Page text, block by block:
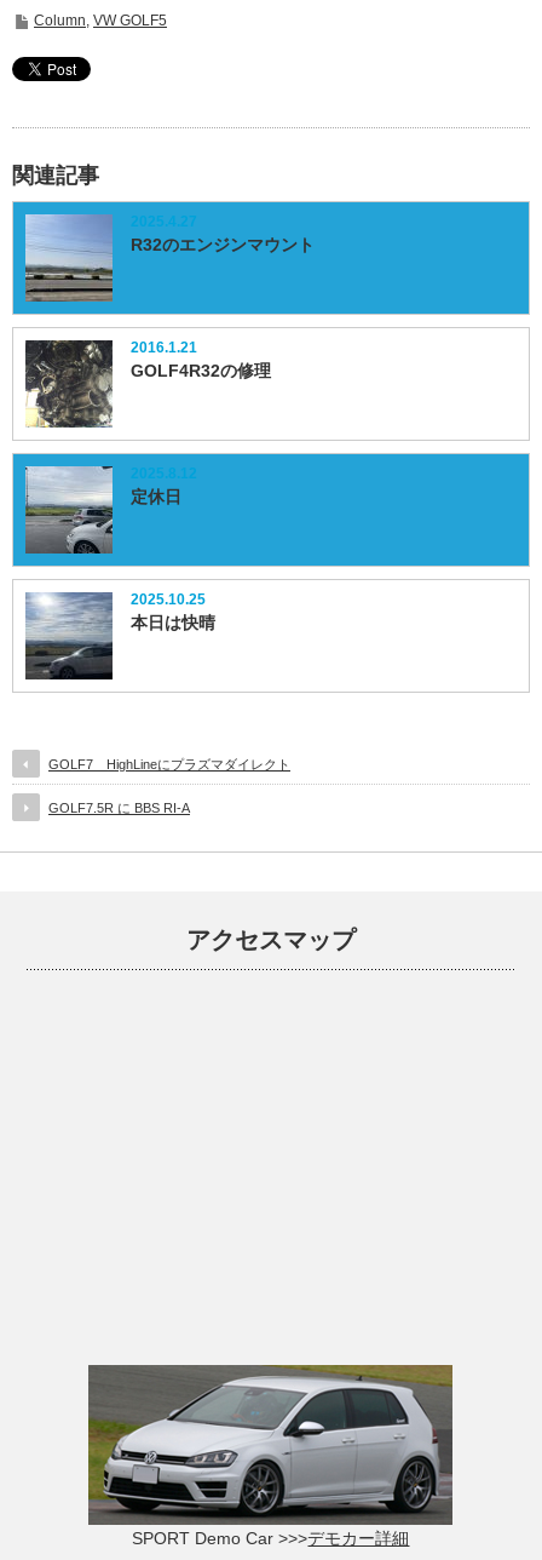
Column, VW GOLF5
関連記事
2025.4.27
R32のエンジンマウント
2016.1.21
GOLF4R32の修理
2025.8.12
定休日
2025.10.25
本日は快晴
GOLF7 HighLineにプラズマダイレクト
GOLF7.5R に BBS RI-A
アクセスマップ
SPORT Demo Car >>>デモカー詳細